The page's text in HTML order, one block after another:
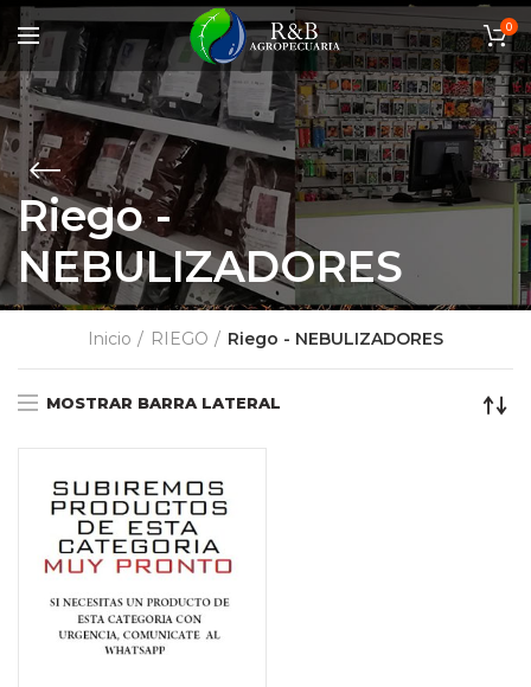
0
Riego -
NEBULIZADORES
Inicio RIEGO Riego - NEBULIZADORES
MOSTRAR BARRA LATERAL